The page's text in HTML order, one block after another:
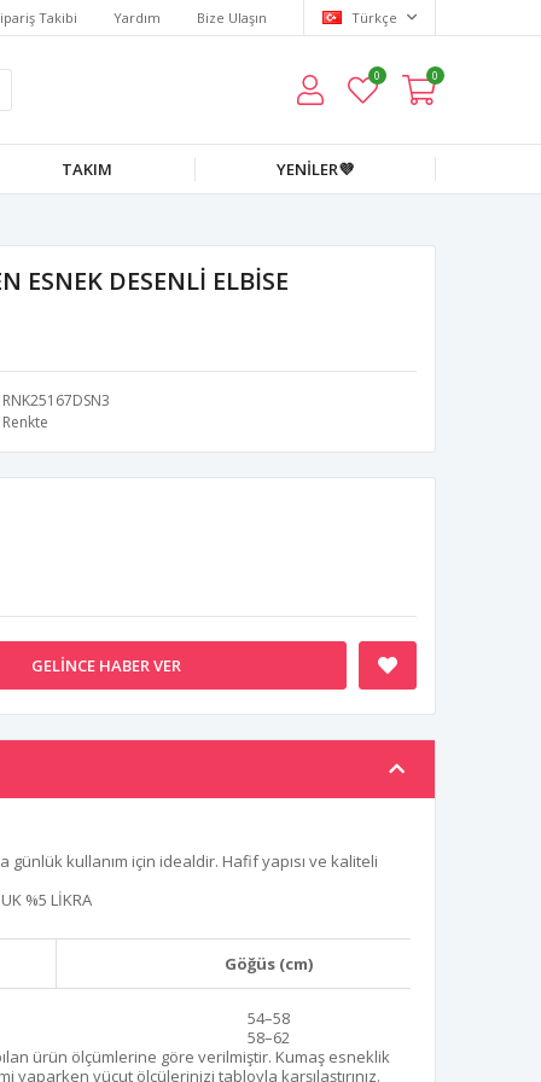
Takibi Yardım Bize Ulaşın Türkçe
0 0
TAKIM YENİLER💜
ESNEK DESENLİ ELBİSE
RNK25167DSN3
Renkte
GELINCE HABER VER
günlük kullanım için idealdir. Hafif yapısı ve kaliteli
%5 LİKRA
Göğüs (cm)
54–58
58–62
ürün ölçümlerine göre verilmiştir. Kumaş esneklik
yaparken vücut ölçülerinizi tabloyla karşılaştırınız.